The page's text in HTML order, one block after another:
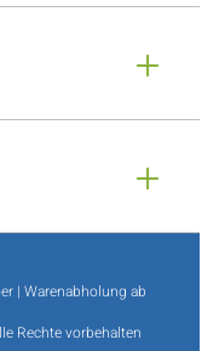
| Warenabholung ab
Rechte vorbehalten